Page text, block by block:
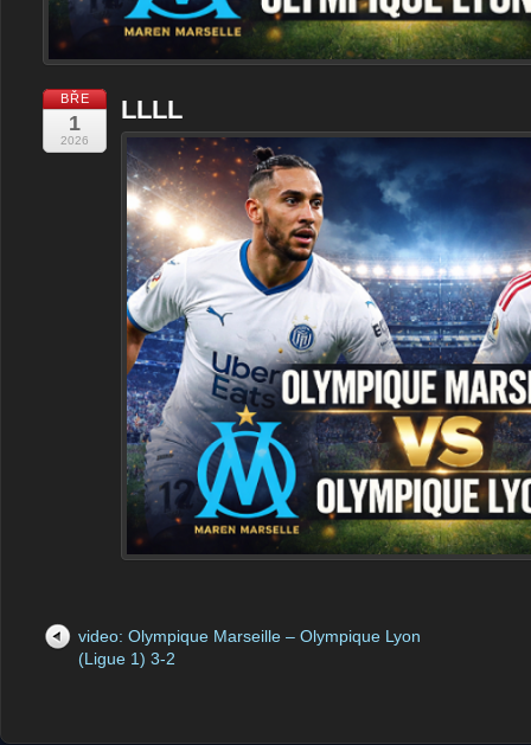
BŘE
1
2026
LLLL
video: Olympique Marseille – Olympique Lyon
(Ligue 1) 3-2